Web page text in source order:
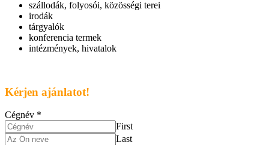
szállodák, folyosói, közösségi terei
irodák
tárgyalók
konferencia termek
intézmények, hivatalok
Kérjen ajánlatot!
Cégnév *
First
Last